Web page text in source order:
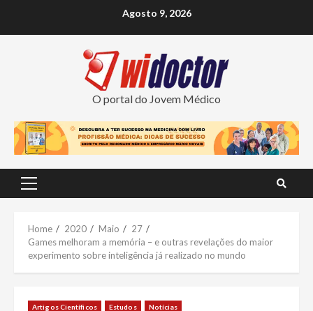
Agosto 9, 2026
O portal do Jovem Médico
Primary
Home 2020 Maio
27
Games melhoram a memória – e outras revelações do maior
experimento sobre inteligência já realizado no mundo
Artigos Científicos Estudos Notícias